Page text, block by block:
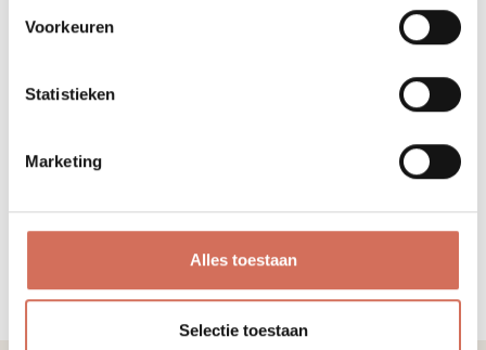
Voorkeuren
Statistieken
Marketing
Alles toestaan
Selectie toestaan
Interieur RK